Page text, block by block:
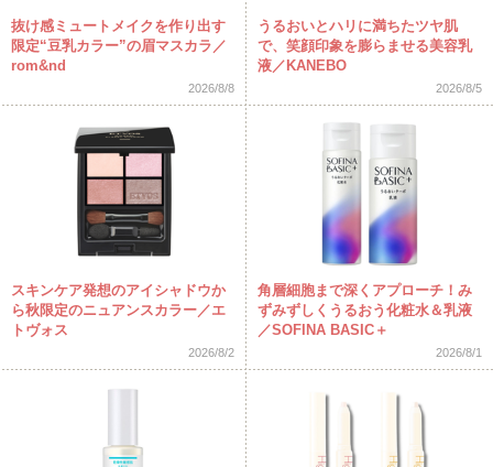
抜け感ミュートメイクを作り出す
限定“豆乳カラー”の眉マスカラ／
rom&nd
2026/8/8
うるおいとハリに満ちたツヤ肌
で、笑顔印象を膨らませる美容乳
液／KANEBO
2026/8/5
スキンケア発想のアイシャドウか
ら秋限定のニュアンスカラー／エ
トヴォス
2026/8/2
角層細胞まで深くアプローチ！み
ずみずしくうるおう化粧水＆乳液
／SOFINA BASIC＋
2026/8/1